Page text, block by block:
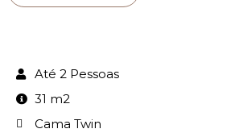
Até 2 Pessoas
31 m2
Cama Twin